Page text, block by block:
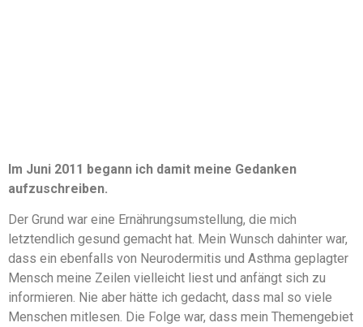
Im Juni 2011 begann ich damit meine Gedanken
aufzuschreiben.
Der Grund war eine Ernährungsumstellung, die mich
letztendlich gesund gemacht hat. Mein Wunsch dahinter war,
dass ein ebenfalls von Neurodermitis und Asthma geplagter
Mensch meine Zeilen vielleicht liest und anfängt sich zu
informieren. Nie aber hätte ich gedacht, dass mal so viele
Menschen mitlesen. Die Folge war, dass mein Themengebiet